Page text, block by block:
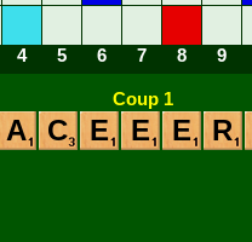
4 5 6 7 8 9
Coup 1
A C E E E R